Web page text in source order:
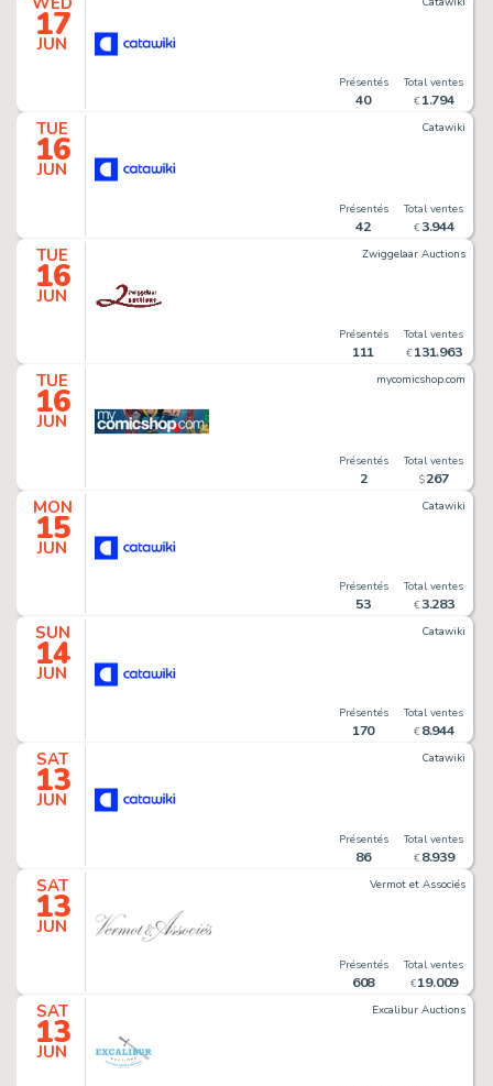
17
JUN
Présentés
40
Total ventes
€ 1.794
TUE
16
JUN
Catawiki
Présentés
42
Total ventes
€ 3.944
TUE
16
JUN
Zwiggelaar Auctions
Présentés
111
Total ventes
€ 131.963
TUE
16
JUN
mycomicshop.com
Présentés
2
Total ventes
$267
MON
15
JUN
Catawiki
Présentés
53
Total ventes
€ 3.283
SUN
14
JUN
Catawiki
Présentés
170
Total ventes
€ 8.944
SAT
13
JUN
Catawiki
Présentés
86
Total ventes
€ 8.939
SAT
13
JUN
Vermot et Associés
Présentés
608
Total ventes
€19.009
SAT
13
JUN
Excalibur Auctions